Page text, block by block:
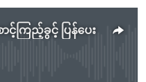
င့်ကြည့်ခွင့် ပြန်ပေး
available